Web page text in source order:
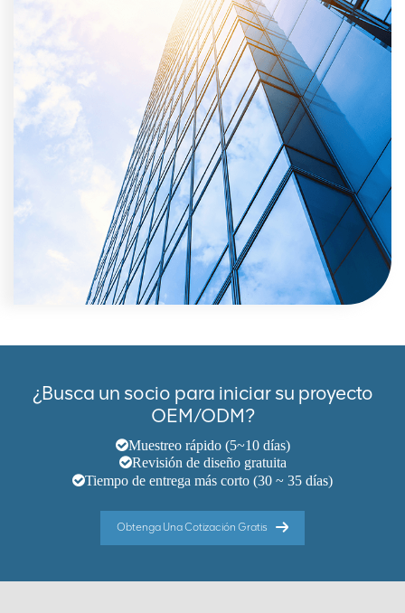
¿Busca un socio para iniciar su proyecto
OEM/ODM?
Muestreo rápido (5~10 días)
Revisión de diseño gratuita
Tiempo de entrega más corto (30 ~ 35 días)
Obtenga Una Cotización Gratis